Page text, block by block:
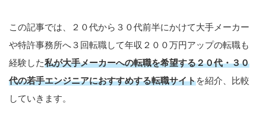
この記事では、２０代から３０代前半にかけて大手メーカー
や特許事務所へ３回転職して年収２００万円アップの転職も
経験した私が大手メーカーへの転職を希望する２０代・３０
代の若手エンジニアにおすすめする転職サイトを紹介、比較
していきます。